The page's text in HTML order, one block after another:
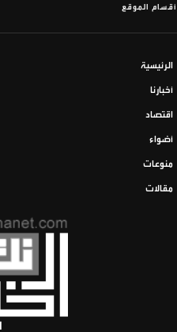
أقسام الموقع
الرئيسية
أخبارنا
اقتصاد
أضواء
منوعات
مقالات